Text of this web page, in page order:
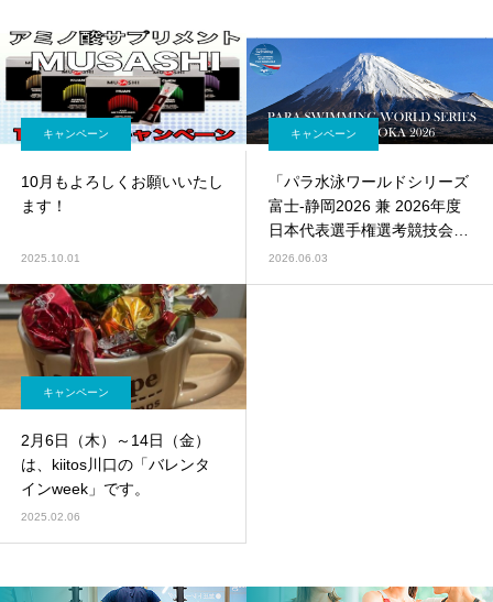
キャンペーン
10月もよろしくお願いいたし
ます！
2025.10.01
キャンペーン
「パラ水泳ワールドシリーズ
富士-静岡2026 兼 2026年度
日本代表選手権選考競技会」
のご報告
2026.06.03
キャンペーン
2月6日（木）～14日（金）
は、kiitos川口の「バレンタ
インweek」です。
2025.02.06